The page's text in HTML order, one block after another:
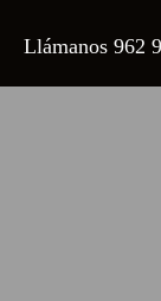
Llámanos 962